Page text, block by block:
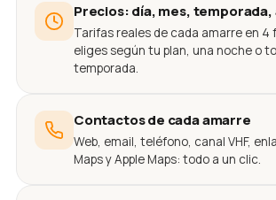
Precios: día, mes, temporada,
Tarifas reales de cada amarre en 4
eliges según tu plan, una noche o
temporada.
Contactos de cada amarre
Web, email, teléfono, canal VHF,
Maps y Apple Maps: todo a un clic.